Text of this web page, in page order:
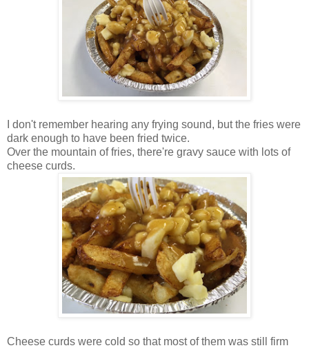
I don't remember hearing any frying sound, but the fries were
dark enough to have been fried twice.
Over the mountain of fries, there're gravy sauce with lots of
cheese curds.
Cheese curds were cold so that most of them was still firm